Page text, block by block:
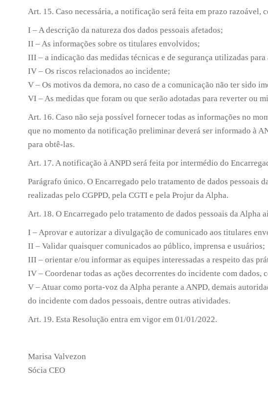
Art. 15. Caso necessária, a notificação será feita em prazo
I – A descrição da natureza dos dados pessoais afetados;
II – As informações sobre os titulares envolvidos;
III – a indicação das medidas técnicas e de segurança utilizadas
IV – Os riscos relacionados ao incidente;
V – Os motivos da demora, no caso de a comunicação não ter sido
VI – As medidas que foram ou que serão adotadas para reverter ou
Art. 16. Caso não seja possível fornecer todas as informações no
que no momento da notificação preliminar deverá ser informado à
para obtê-las.
Art. 17. A notificação à ANPD será feita por intermédio do
Parágrafo único. O Encarregado pelo tratamento de dados pessoais
realizadas pelo CGPPD, pela CGTI e pela Projur da Alpha.
Art. 18. O Encarregado pelo tratamento de dados pessoais da Alpha
I – Aprovar e autorizar a divulgação de comunicado aos titulares
II – Validar quaisquer comunicados ao público, imprensa e usuários;
III – orientar e/ou informar as equipes interessadas a respeito das
IV – Coordenar todas as ações decorrentes do incidente com
V – Atuar como porta-voz da Alpha perante a ANPD, demais
do incidente com dados pessoais, dentre outras atividades.
Art. 19. Esta Resolução entra em vigor em 01/01/2022.
Marisa Valvezon
Sócia CEO